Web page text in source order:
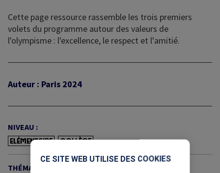
Cette page ressource rassemble les trois premiers
volets du programme autour des valeurs de
l'olympisme : l'excellence, le respect et l'amitié.
Auteur : Paris 2024
NIVEAU :
ELÉMENTAIRE COLLÈGE
THÉMATIQUE :
CE SITE WEB UTILISE DES COOKIES